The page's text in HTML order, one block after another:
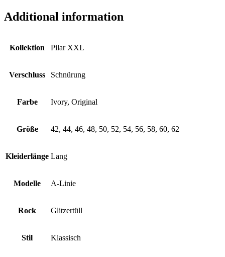
Additional information
Kollektion Pilar XXL
Verschluss Schnürung
Farbe Ivory, Original
Größe 42, 44, 46, 48, 50, 52, 54, 56, 58, 60, 62
Kleiderlänge Lang
Modelle A-Linie
Rock Glitzertüll
Stil Klassisch